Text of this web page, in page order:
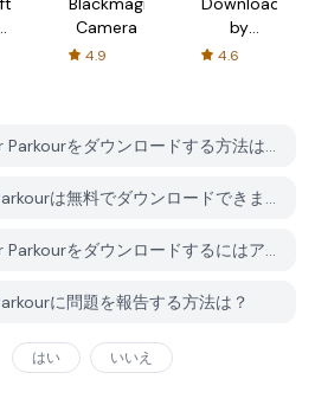
Camera
4.9
by
AFTVnews
4.6
PGYER APK HUBからCar Parkourをダウンロードする方法は？
PGYER APK HUBのCar Parkourは無料でダウンロードできますか？
PGYER APK HUBからCar Parkourをダウンロードするにはアカウントが必要ですか？
に問題を報告する方法は？
はい いいえ